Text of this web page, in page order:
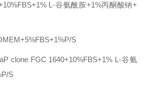
L-谷氨酰胺+1%丙酮酸钠+
S
clone FGC 1640+10%FBS+1% L-谷氨
S